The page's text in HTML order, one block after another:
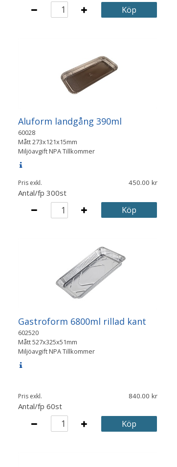
Köp
Aluform landgång 390ml
60028
Mått273x121x15mm
Miljöavgift NPA Tillkommer
Pris exkl. 450.00
Antal/fp 300st
Köp
Gastroform 6800ml rillad kant
602520
Mått527x325x51mm
Miljöavgift NPA Tillkommer
Pris exkl. 840.00
Antal/fp 60st
Köp